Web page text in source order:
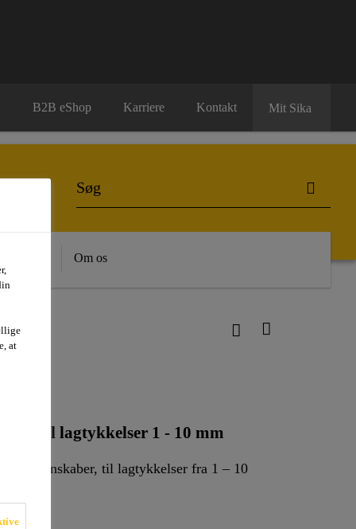
B2B eShop Karriere Kontakt Mit Sika
Om os
til lagtykkelser 1 - 10 mm
egenskaber, til lagtykkelser fra 1 – 10
at